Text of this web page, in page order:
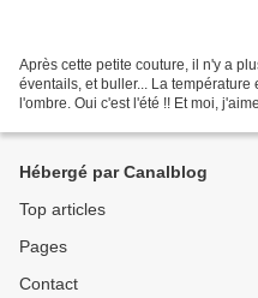
Après cette petite couture, il n'y a
éventails, et buller... La
l'ombre. Oui c'est l'été !! Et moi,
Hébergé par Canalblog
Top articles
Pages
Contact